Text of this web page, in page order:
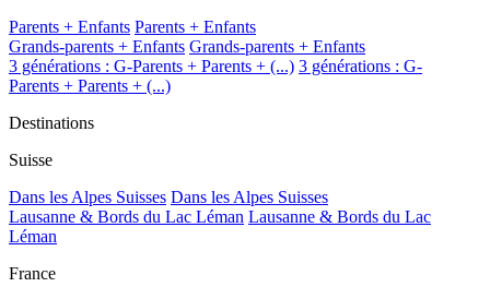
Parents + Enfants Parents + Enfants
Grands-parents + Enfants Grands-parents + Enfants
3 générations : G-Parents + Parents + (...) 3 générations : G-
Parents + Parents + (...)
Destinations
Suisse
Dans les Alpes Suisses Dans les Alpes Suisses
Lausanne & Bords du Lac Léman Lausanne & Bords du Lac
Léman
France